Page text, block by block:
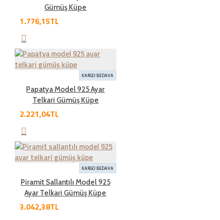
Genel olarak satın aldığınız ürünleri tahrip etmeden,
kullanmadan ve ürünün tekrar satılabilinirliğini
bozmadan, teslim tarihinden itibaren yedi ( 7 ) günlük
süre içinde geçerli bir neden belirterek iade
edebilirsiniz.Kargo bedeli bize aittir. Sebebsiz iadelerde
kargo müşteriye aittir
İade şartları nelerdir?
İade etmek üzere gönderdiğiniz ürünlerde tam olması
gereken öğeleri aşağıda bulabilirsiniz. Bunlardan herhangi
birinin eksik olması durumunda ürün iadesi kabul
Gümüş Küpe
1.776,15TL
KARGO BEDAVA
Papatya Model 925 Ayar
Telkari Gümüş Küpe
2.221,04TL
KARGO BEDAVA
Piramit Sallantılı Model 925
Ayar Telkari Gümüş Küpe
3.042,38TL